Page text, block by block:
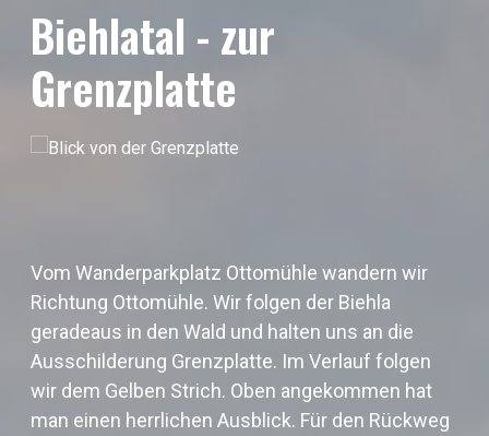
Biehlatal - zur
Grenzplatte
Vom Wanderparkplatz Ottomühle wandern wir
Richtung Ottomühle. Wir folgen der Biehla
geradeaus in den Wald und halten uns an die
Ausschilderung Grenzplatte. Im Verlauf folgen
wir dem Gelben Strich. Oben angekommen hat
man einen herrlichen Ausblick. Für den Rückweg